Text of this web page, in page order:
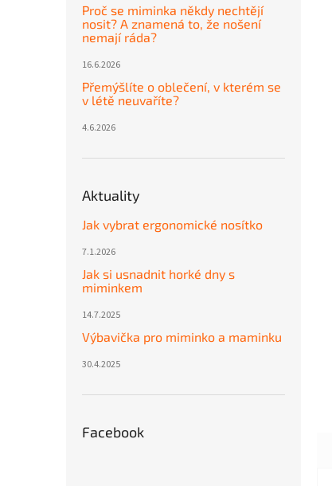
Proč se miminka někdy nechtějí
nosit? A znamená to, že nošení
nemají ráda?
16.6.2026
Přemýšlíte o oblečení, v kterém se
v létě neuvaříte?
4.6.2026
Aktuality
Jak vybrat ergonomické nosítko
7.1.2026
Jak si usnadnit horké dny s
miminkem
14.7.2025
Výbavička pro miminko a maminku
30.4.2025
Facebook